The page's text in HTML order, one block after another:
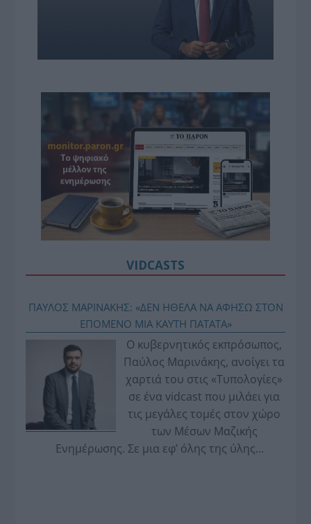
VIDCASTS
ΠΑΥΛΟΣ ΜΑΡΙΝΑΚΗΣ: «ΔΕΝ ΗΘΕΛΑ ΝΑ ΑΦΗΣΩ ΣΤΟΝ
ΕΠΟΜΕΝΟ ΜΙΑ ΚΑΥΤΗ ΠΑΤΑΤΑ»
Ο κυβερνητικός εκπρόσωπος,
Παύλος Μαρινάκης, ανοίγει τα
χαρτιά του στις «Τυπολογίες»
σε ένα vidcast που μιλάει για
τις μεγάλες τομές στον χώρο
των Μέσων Μαζικής
Ενημέρωσης. Σε μια εφ’ όλης της ύλης